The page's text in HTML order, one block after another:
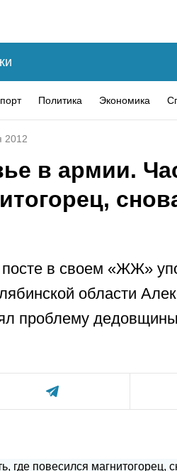
Политика Экономика
2012
в армии.
в своем «ЖЖ»
области
проблему